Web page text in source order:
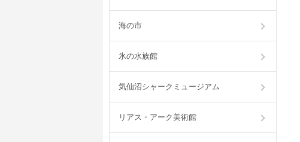
海の市
氷の水族館
気仙沼シャークミュージアム
リアス・アーク美術館